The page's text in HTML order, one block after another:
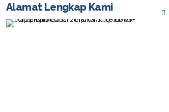
Alamat Lengkap Kami